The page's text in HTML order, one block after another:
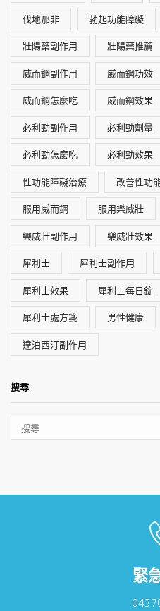
伐地那非 勃起功能障礙
壯陽藥副作用 壯陽藥推薦
威而鋼副作用 威而鋼功效
威而鋼怎麼吃 威而鋼效果
必利勁副作用 必利勁劑量
必利勁怎麼吃 必利勁效果
性功能障礙治療 改善性功
服用威而鋼 服用樂威壯
樂威壯副作用 樂威壯效果
犀利士 犀利士副作用
犀利士效果 犀利士每日錠
犀利士處方箋 男性健康
達泊西汀副作用
搜尋
緊